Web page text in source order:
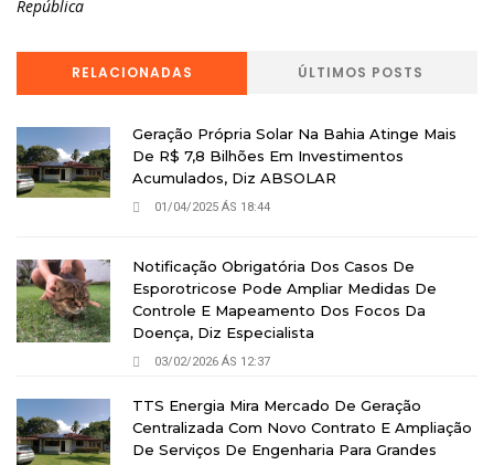
República
RELACIONADAS ÚLTIMOS POSTS
Geração Própria Solar Na Bahia Atinge Mais
De R$ 7,8 Bilhões Em Investimentos
Acumulados, Diz ABSOLAR
01/04/2025 ÁS 18:44
Notificação Obrigatória Dos Casos De
Esporotricose Pode Ampliar Medidas De
Controle E Mapeamento Dos Focos Da
Doença, Diz Especialista
03/02/2026 ÁS 12:37
TTS Energia Mira Mercado De Geração
Centralizada Com Novo Contrato E Ampliação
De Serviços De Engenharia Para Grandes